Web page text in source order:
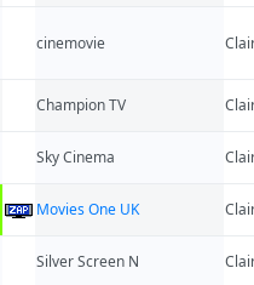
cinemovie
Champion TV
Sky Cinema
Movies One UK
Silver Screen N